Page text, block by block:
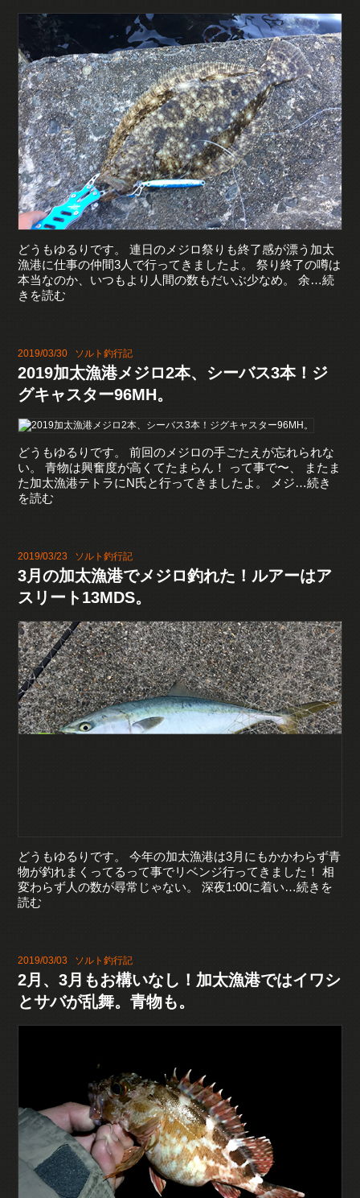
どうもゆるりです。 連日のメジロ祭りも終了感が漂う加太
漁港に仕事の仲間3人で行ってきましたよ。 祭り終了の噂は
本当なのか、いつもより人間の数もだいぶ少なめ。 余…続
きを読む
2019/03/30 ソルト釣行記
2019加太漁港メジロ2本、シーバス3本！ジ
グキャスター96MH。
どうもゆるりです。 前回のメジロの手ごたえが忘れられな
い。 青物は興奮度が高くてたまらん！ って事で〜、 またま
た加太漁港テトラにN氏と行ってきましたよ。 メジ…続き
を読む
2019/03/23 ソルト釣行記
3月の加太漁港でメジロ釣れた！ルアーはア
スリート13MDS。
どうもゆるりです。 今年の加太漁港は3月にもかかわらず青
物が釣れまくってるって事でリベンジ行ってきました！ 相
変わらず人の数が尋常じゃない。 深夜1:00に着い…続きを
読む
2019/03/03 ソルト釣行記
2月、3月もお構いなし！加太漁港ではイワシ
とサバが乱舞。青物も。